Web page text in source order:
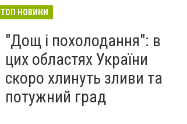
ТОП НОВИНИ
"Дощ і похолодання": в
цих областях України
скоро хлинуть зливи та
потужний град